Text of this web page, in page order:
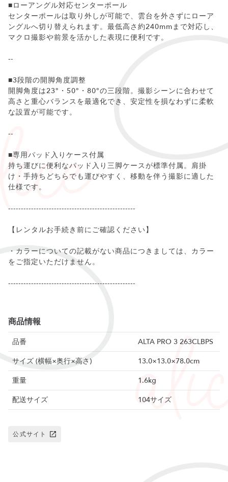
■ローアングル対応センターポール
センターポールは取り外しが可能で、雲台を外さずにローア
ングルへ切り替えられます。最低高さ約240mmまで対応し、
マクロ撮影や前景を活かした表現に便利です。
--
■3段階の開脚角度調整
開脚角度は23°・50°・80°の三段階。撮影シーンに合わせて
高さと重心バランスを最適化でき、安定性を損なわずに柔軟
な設置が可能です。
--
■専用パッド入りケース付属
持ち運びに便利なパッド入り三脚ケースが標準付属。肩掛
け・手持ちどちらでも運びやすく、移動を伴う撮影に適した
仕様です。
--------------------------------------------------
【レンタルお手続き前にご確認ください】
・カラーについての記載がない商品につきましては、カラー
をご指定いただけません。
--------------------------------------------------
商品情報
品番
ALTA PRO 3 263CLBPS
サイズ (横幅×奥行×高さ)
13.0×13.0×78.0cm
重量
1.6kg
配送サイズ
104サイズ
公式サイト